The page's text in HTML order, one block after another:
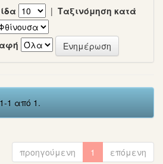
| Ταξινόμηση κατά
1 από 1.
προηγούμενη 1 επόμενη